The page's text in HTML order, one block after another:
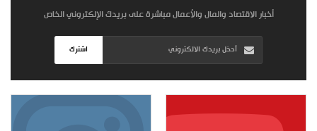
أخبار الاقتصاد والمال والأعمال مباشرة على بريدك الإلكتروني الخاص
اشترك